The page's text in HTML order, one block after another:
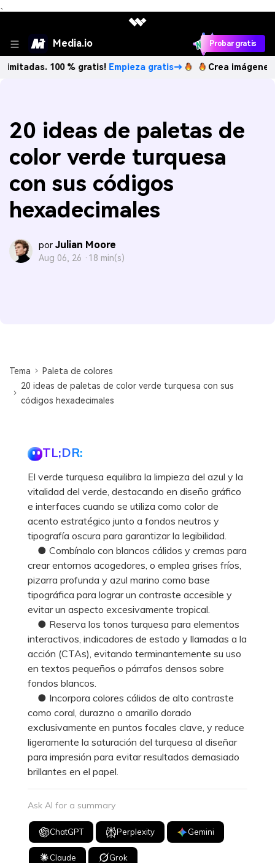
、
Media.io Probar gratis
100 % gratis! Empieza gratis→ Crea imágenes IA
20 ideas de paletas de
color verde turquesa
con sus códigos
hexadecimales
por Julian Moore
Aug 06, 26 · 18 min(s)
Tema
Paleta de colores
20 ideas de paletas de color verde turquesa con sus
códigos hexadecimales
TL;DR:
El verde turquesa equilibra la limpieza del azul y la
vitalidad del verde, destacando en diseño gráfico
e interfaces cuando se utiliza como color de
acento estratégico junto a fondos neutros y
tipografía oscura para garantizar la legibilidad.
● Combínalo con blancos cálidos y cremas para
crear entornos acogedores, o emplea grises fríos,
pizarra profunda y azul marino como base
tipográfica para lograr un contraste accesible y
evitar un aspecto excesivamente tropical.
● Reserva los tonos turquesa para elementos
interactivos, indicadores de estado y llamadas a la
acción (CTAs), evitando terminantemente su uso
en textos pequeños o párrafos densos sobre
fondos blancos.
● Incorpora colores cálidos de alto contraste
como coral, durazno o amarillo dorado
exclusivamente en puntos focales clave, y reduce
ligeramente la saturación del turquesa al diseñar
para impresión para evitar resultados demasiado
brillantes en el papel.
Ask AI for a summary
ChatGPT Perplexity Gemini
Claude Grok